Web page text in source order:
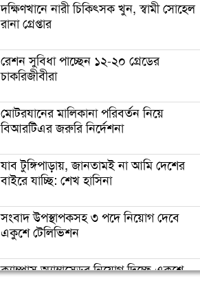
থ্যাংকস গিভিং দিবসে ঢাকা ইয়াংয়ের
উত্তরায় ভবন থেকে ৩১টি বোমা উদ্ধার
নিশ্চিতকল্পে ডিএনসিসির অভিযান
মাদক ও মধ্যরাতে গান-বাজনার বিরুদ্ধে
জিরো টলারেন্স
ডিএসসিসির বরাদ্দবিহীন ৫২ অবৈধ
দক্ষিণখানে নারী চিকিৎসক খুন, স্বামী সোহেল
রানা গ্রেপ্তার
রেশন সুবিধা পাচ্ছেন ১২-২০ গ্রেডের
চাকরিজীবীরা
মোটরযানের মালিকানা পরিবর্তন নিয়ে
বিআরটিএর জরুরি নির্দেশনা
যাব টুঙ্গিপাড়ায়, জানতামই না আমি দেশের
বাইরে যাচ্ছি: শেখ হাসিনা
সংবাদ উপস্থাপকসহ ৩ পদে নিয়োগ দেবে
একুশে টেলিভিশন
ক্যাম্পাস অ্যাম্বাসেডর নিয়োগ দিচ্ছে একুশে